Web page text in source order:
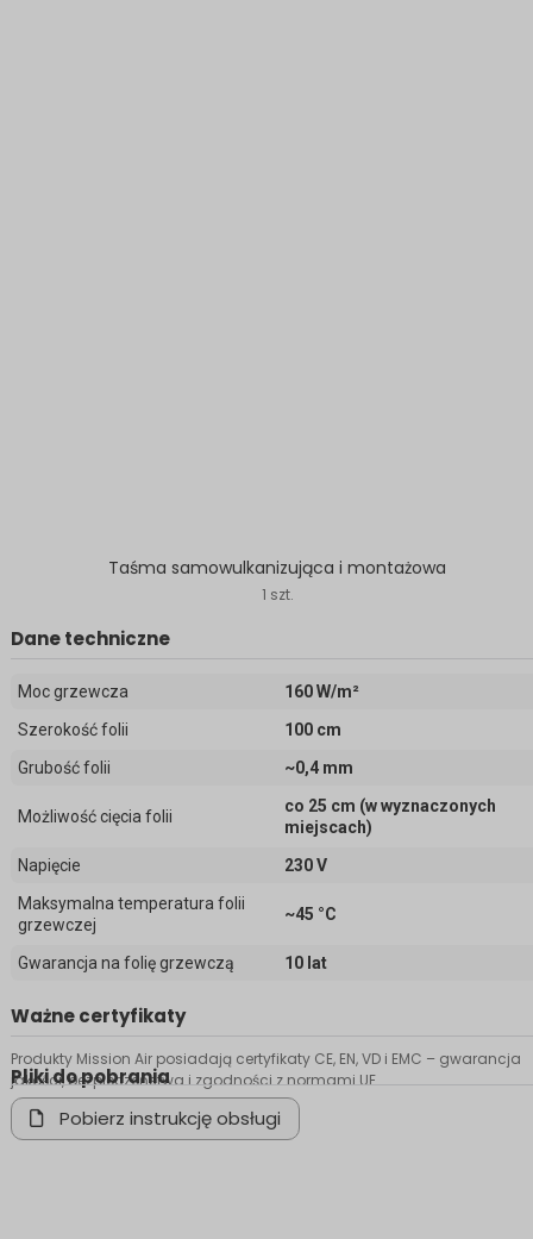
Taśma samowulkanizująca i montażowa
1 szt.
Dane techniczne
Moc grzewcza
160 W/m²
Szerokość folii
100 cm
Grubość folii
~0,4 mm
Możliwość cięcia folii
co 25 cm (w wyznaczonych
miejscach)
Napięcie
230 V
Maksymalna temperatura folii
grzewczej
~45 °C
Gwarancja na folię grzewczą 10 lat
Ważne certyfikaty
Produkty Mission Air posiadają certyfikaty CE, EN, VD i EMC – gwarancja
jakości, bezpieczeństwa i zgodności z normami UE.
Pliki do pobrania
Pobierz instrukcję obsługi